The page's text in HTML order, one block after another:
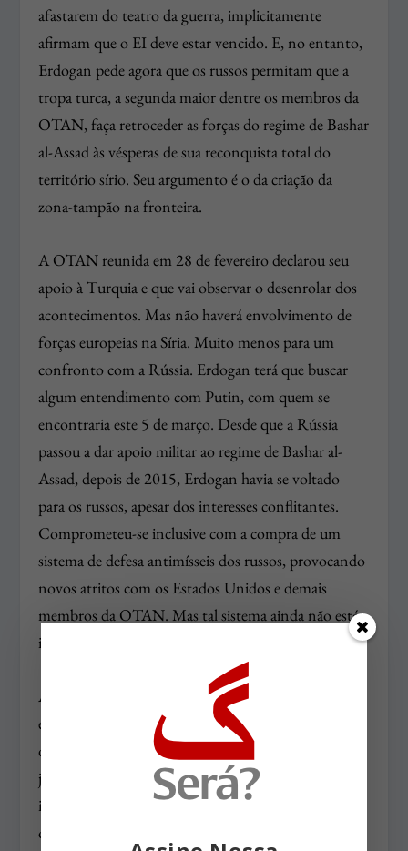
afastarem do teatro da guerra, implicitamente
afirmam que o EI deve estar vencido. E, no entanto,
Erdogan pede agora que os russos permitam que a
tropa turca, a segunda maior dentre os membros da
OTAN, faça retroceder as forças do regime de Bashar
al-Assad às vésperas de sua reconquista total do
território sírio. Seu argumento é o da criação da
zona-tampão na fronteira.
A OTAN reunida em 28 de fevereiro declarou seu
apoio à Turquia e que vai observar o desenrolar dos
acontecimentos. Mas não haverá envolvimento de
forças europeias na Síria. Muito menos para um
confronto com a Rússia. Erdogan terá que buscar
algum entendimento com Putin, com quem se
encontraria este 5 de março. Desde que a Rússia
passou a dar apoio militar ao regime de Bashar al-
Assad, depois de 2015, Erdogan havia se voltado
para os russos, apesar dos interesses conflitantes.
Comprometeu-se inclusive com a compra de um
sistema de defesa antimísseis dos russos, provocando
novos atritos com os Estados Unidos e demais
membros da OTAN. Mas tal sistema ainda não está
instalado.
Após o fracasso das negociações de paz em Genebra
em que ainda havia a presença dos Estados Unidos,
durante algum tempo em 2017 e 2018 Erdogan
juntou-se à Rússia e ao Irã na tentativa de
intermediar entre diferentes grupos de governistas e
oposicionistas. Sem resultado. De fato, com o apoio